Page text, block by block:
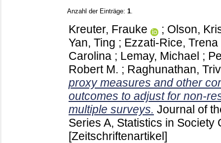
Anzahl der Einträge: 1
Kreuter, Frauke ; Olson,
Yan, Ting ; Ezzati-Rice, Trena
Carolina ; Lemay, Michael ;
Robert M. ; Raghunathan,
proxy measures and other
outcomes to adjust for non-
multiple surveys. Journal of
Series A, Statistics in Society
[Zeitschriftenartikel]